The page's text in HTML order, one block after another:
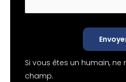
Si vous êtes un humain, ne
champ.